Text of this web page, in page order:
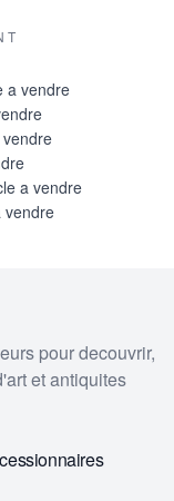
a vendre
a vendre
vendre
pour decouvrir,
et antiquites